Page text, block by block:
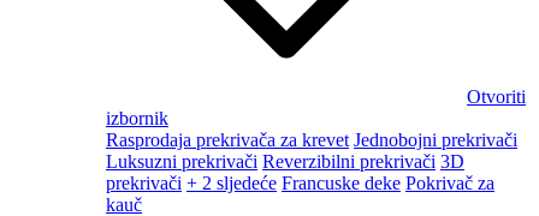
Otvoriti
izbornik
Rasprodaja prekrivača za krevet Jednobojni prekrivači
Luksuzni prekrivači Reverzibilni prekrivači 3D
prekrivači + 2 sljedeće Francuske deke Pokrivač za
kauč